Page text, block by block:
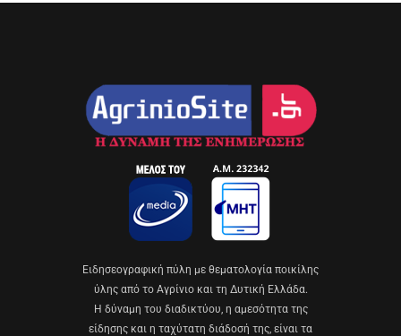
Eιδησεογραφική πύλη με θεματολογία ποικίλης
ύλης από το Αγρίνιο και τη Δυτική Ελλάδα.
Η δύναμη του διαδικτύου, η αμεσότητα της
είδησης και η ταχύτατη διάδοσή της, είναι τα